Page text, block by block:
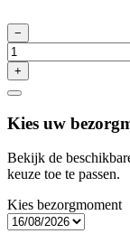
Kies uw
Bekijk de
keuze toe te passen.
Kies bezorgmoment